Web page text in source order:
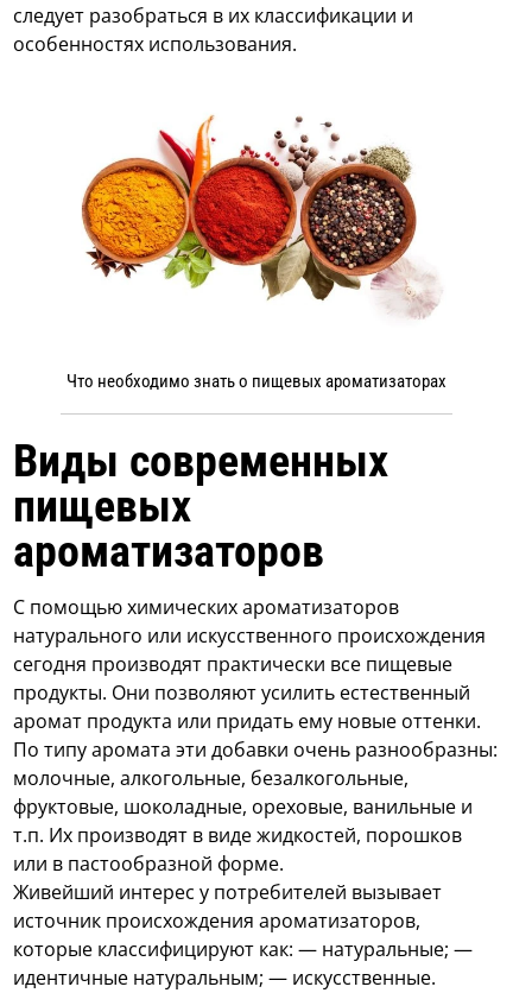
следует разобраться в их классификации и
особенностях использования.
Что необходимо знать о пищевых ароматизаторах
Виды современных
пищевых
ароматизаторов
С помощью химических ароматизаторов
натурального или искусственного происхождения
сегодня производят практически все пищевые
продукты. Они позволяют усилить естественный
аромат продукта или придать ему новые оттенки.
По типу аромата эти добавки очень разнообразны:
молочные, алкогольные, безалкогольные,
фруктовые, шоколадные, ореховые, ванильные и
т.п. Их производят в виде жидкостей, порошков
или в пастообразной форме.
Живейший интерес у потребителей вызывает
источник происхождения ароматизаторов,
которые классифицируют как: — натуральные; —
идентичные натуральным; — искусственные.